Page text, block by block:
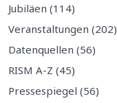
Jubiläen (114)
Veranstaltungen (202)
Datenquellen (56)
RISM A-Z (45)
Pressespiegel (56)